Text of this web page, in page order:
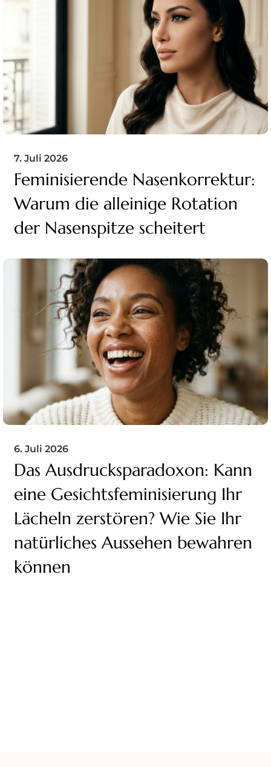
7. Juli 2026
Feminisierende Nasenkorrektur:
Warum die alleinige Rotation
der Nasenspitze scheitert
6. Juli 2026
Das Ausdrucksparadoxon: Kann
eine Gesichtsfeminisierung Ihr
Lächeln zerstören? Wie Sie Ihr
natürliches Aussehen bewahren
können